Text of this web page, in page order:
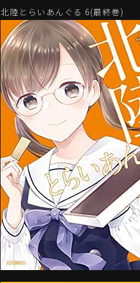
北陸とらいあんぐる 6(最終巻)